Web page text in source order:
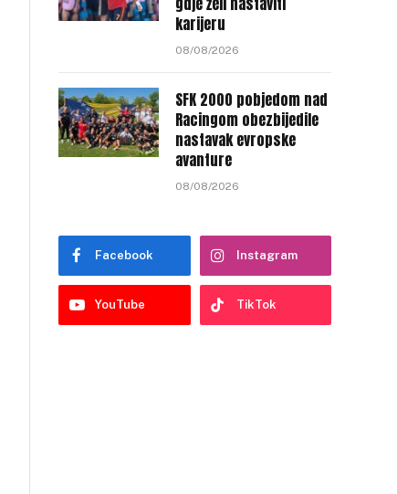
karijeru
08/08/2026
SFK 2000 pobjedom nad
Racingom obezbijedile
nastavak evropske
avanture
08/08/2026
Facebook Instagram
YouTube TikTok